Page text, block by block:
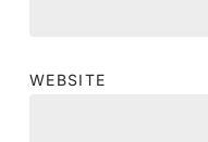
WEBSITE